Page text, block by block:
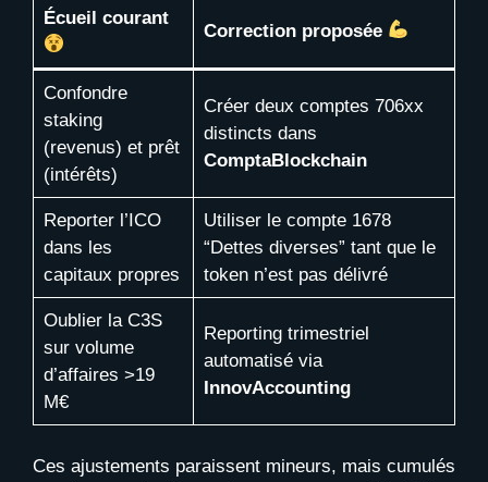
Écueil courant
Correction proposée
Confondre
staking
(revenus) et prêt
(intérêts)
Créer deux comptes 706xx
distincts dans
ComptaBlockchain
Reporter l’ICO
dans les
capitaux propres
Utiliser le compte 1678
“Dettes diverses” tant que le
token n’est pas délivré
Oublier la C3S
sur volume
d’affaires >19
M€
Reporting trimestriel
automatisé via
InnovAccounting
Ces ajustements paraissent mineurs, mais cumulés